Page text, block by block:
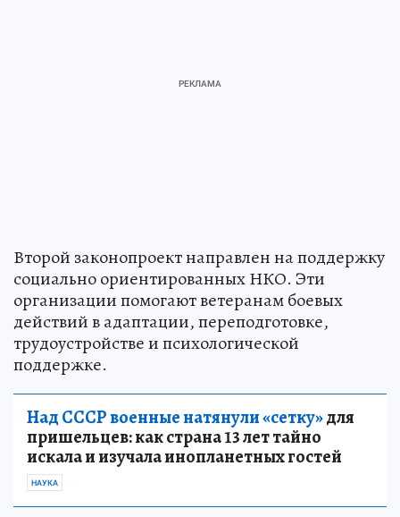
Второй законопроект направлен на поддержку
социально ориентированных НКО. Эти
организации помогают ветеранам боевых
действий в адаптации, переподготовке,
трудоустройстве и психологической
поддержке.
Над СССР военные натянули «сетку»для
пришельцев: как страна 13 лет тайно
искала и изучала инопланетных гостей
НАУКА